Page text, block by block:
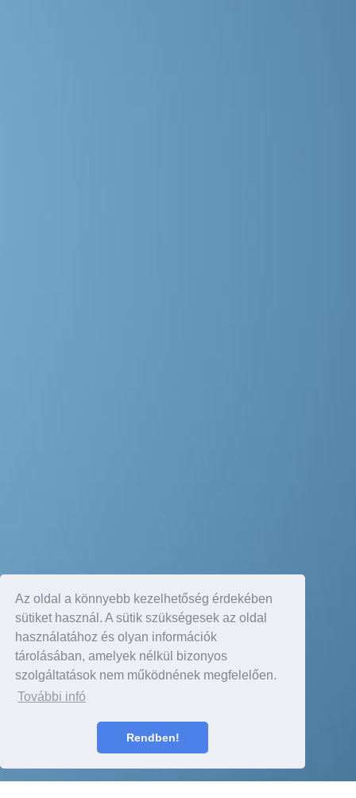
Az oldal a könnyebb kezelhetőség érdekében
sütiket használ. A sütik szükségesek az oldal
használatához és olyan információk
tárolásában, amelyek nélkül bizonyos
szolgáltatások nem működnének megfelelően.
További infó
Rendben!
Részletek itt